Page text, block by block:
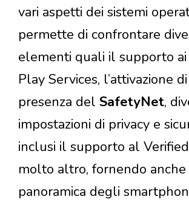
vari aspetti dei sistemi
permette di confrontare
elementi quali il supporto
Play Services, l’attivazione
presenza del SafetyNet,
impostazioni di privacy e
inclusi il supporto al
molto altro, fornendo anche
panoramica degli